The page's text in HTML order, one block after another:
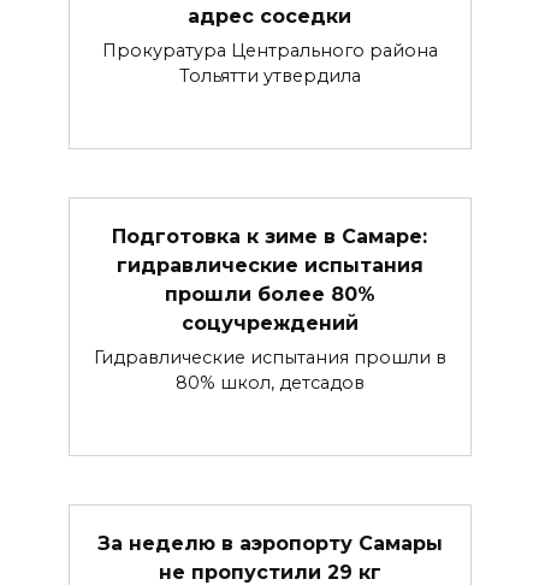
адрес соседки
Прокуратура Центрального района
Тольятти утвердила
Подготовка к зиме в Самаре:
гидравлические испытания
прошли более 80%
соцучреждений
Гидравлические испытания прошли в
80% школ, детсадов
За неделю в аэропорту Самары
не пропустили 29 кг